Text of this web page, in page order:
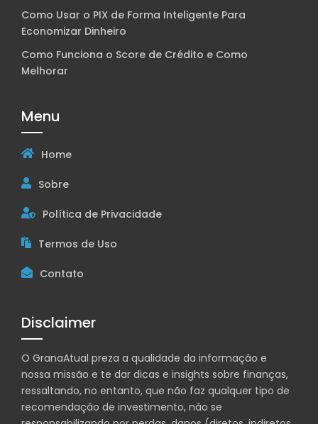
Como Usar o PIX de Forma Inteligente Para
Economizar Dinheiro
Como Funciona o Score de Crédito e Como
Melhorar
Menu
Home
Sobre
Política de Privacidade
Termos de Uso
Contato
Disclaimer
O GranaAtual preza a qualidade da informação e
nossa missão e te dar dicas e insights sobre finanças,
ressaltando, no entanto, que não faz qualquer tipo de
recomendação de investimento, não se